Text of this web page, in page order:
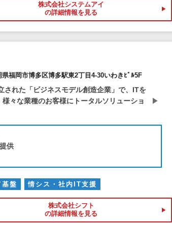
株式会社システムアイ
の詳細情報を見る
福岡市博多区博多駅東2丁目4-30いわきﾋﾞﾙ5F
された「ビジネスモデル創造企業」で、ITを
々な業種のお客様にトータルソリューショ
供
基盤
情シス・社内IT支援
株式会社シフト
の詳細情報を見る